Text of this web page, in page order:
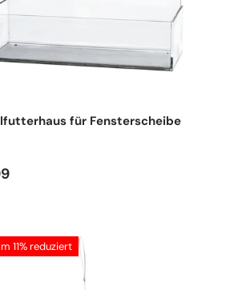
für Fensterscheibe
Preis
11% reduziert